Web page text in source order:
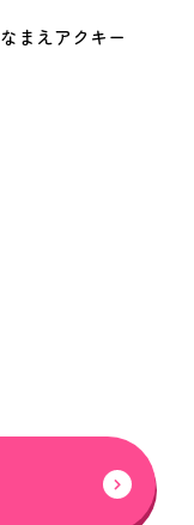
まえアクキー